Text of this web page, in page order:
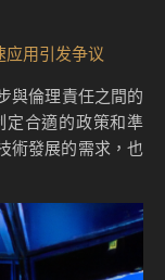
应用引发争议
與倫理責任之間的
定合適的政策和準
術發展的需求，也